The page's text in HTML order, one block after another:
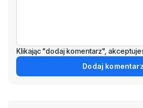
Klikając "dodaj komentarz",
Dodaj komentarz